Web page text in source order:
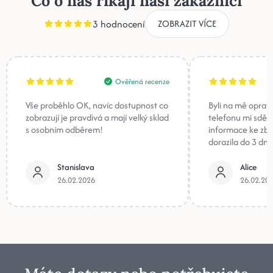
3 hodnocení ZOBRAZIT VÍCE
Ověřená recenze
Vše proběhlo OK, navíc dostupnost co
zobrazují je pravdivá a mají velký sklad
s osobním odběrem!
Stanislava
26.02.2026
Byli na mě
telefonu mi
informace ke
dorazila do 3
Alice